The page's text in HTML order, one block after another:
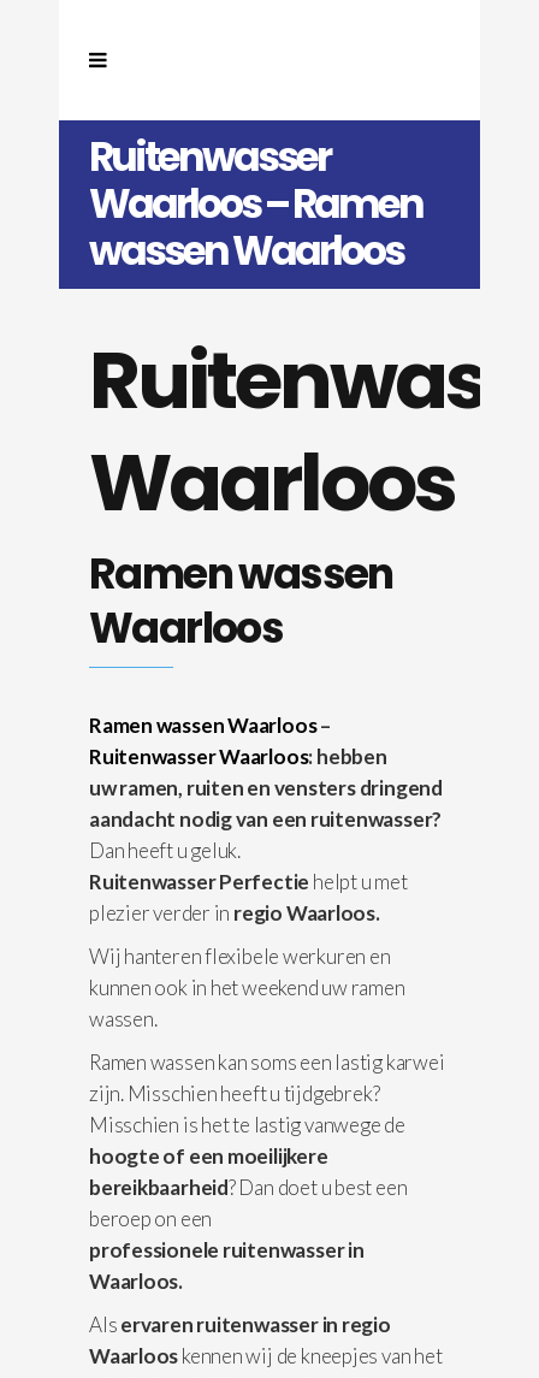
Ruitenwasser
Waarloos – Ramen
wassen Waarloos
Waarloos
Ramen wassen
Waarloos
Ramen wassen Waarloos–
Ruitenwasser Waarloos: hebben
uw ramen, ruiten en vensters dringend
aandacht nodig van een ruitenwasser?
Dan heeft u geluk.
Ruitenwasser Perfectie helpt u met
plezier verder in regio Waarloos.
Wij hanteren flexibele werkuren en
kunnen ook in het weekend uw ramen
wassen.
Ramen wassen kan soms een lastig karwei
zijn. Misschien heeft u tijdgebrek?
Misschien is het te lastig vanwege de
hoogte of een moeilijkere
bereikbaarheid? Dan doet u best een
beroep on een
professionele ruitenwasser in
Waarloos.
Alservaren ruitenwasser in regio
Waarlooskennen wij de kneepjes van het